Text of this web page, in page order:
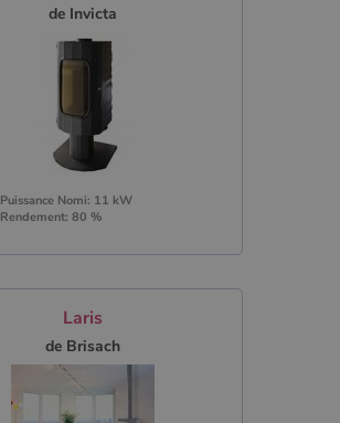
de Invicta
Puissance Nomi: 11 kW
Rendement: 80 %
Laris
de Brisach